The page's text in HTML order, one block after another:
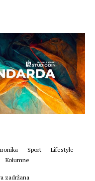
Sport
Lifestyle
Kolumne
zadržana